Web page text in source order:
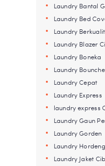
Laundry Bantal
Laundry Bed
Laundry
Laundry Blazer
Laundry Boneka
Laundry
Laundry Cepat
Laundry Express
laundry express
Laundry Gaun
Laundry Gorden
Laundry
Laundry Jaket